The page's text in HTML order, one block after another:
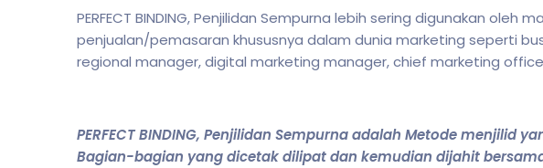
PERFECT BINDING, Penjilidan Sempurna lebih sering digunakan oleh
penjualan/pemasaran khususnya dalam dunia marketing seperti
regional manager, digital marketing manager, chief marketing
PERFECT BINDING, Penjilidan Sempurna adalah Metode menjilid
Bagian-bagian yang dicetak dilipat dan kemudian dijahit